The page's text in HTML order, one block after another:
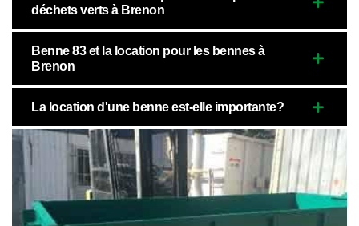
déchets verts à Brenon
Benne 83 et la location pour les bennes à
Brenon
La location d'une benne est-elle importante?